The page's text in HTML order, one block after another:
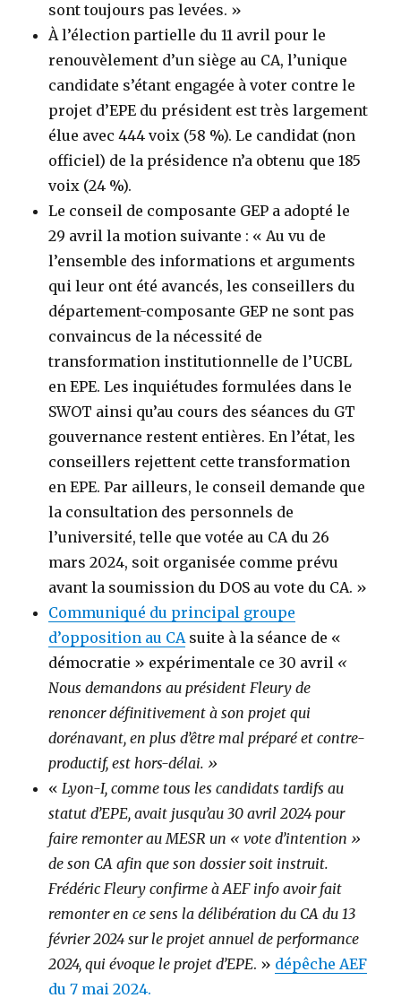
sont toujours pas levées. »
À l’élection partielle du 11 avril pour le
renouvèlement d’un siège au CA, l’unique
candidate s’étant engagée à voter contre le
projet d’EPE du président est très largement
élue avec 444 voix (58 %). Le candidat (non
officiel) de la présidence n’a obtenu que 185
voix (24 %).
Le conseil de composante GEP a adopté le
29 avril la motion suivante : « Au vu de
l’ensemble des informations et arguments
qui leur ont été avancés, les conseillers du
département-composante GEP ne sont pas
convaincus de la nécessité de
transformation institutionnelle de l’UCBL
en EPE. Les inquiétudes formulées dans le
SWOT ainsi qu’au cours des séances du GT
gouvernance restent entières. En l’état, les
conseillers rejettent cette transformation
en EPE. Par ailleurs, le conseil demande que
la consultation des personnels de
l’université, telle que votée au CA du 26
mars 2024, soit organisée comme prévu
avant la soumission du DOS au vote du CA. »
Communiqué du principal groupe
d’opposition au CAsuite à la séance de «
démocratie » expérimentale ce 30 avril «
Nous demandons au président Fleury de
renoncer définitivement à son projet qui
dorénavant, en plus d’être mal préparé et contre-
productif, est hors-délai. »
«Lyon-I, comme tous les candidats tardifs au
statut d’EPE, avait jusqu’au 30 avril 2024 pour
faire remonter au MESR un « vote d’intention »
de son CA afin que son dossier soit instruit.
Frédéric Fleury confirme à AEF info avoir fait
remonter en ce sens la délibération du CA du 13
février 2024 sur le projet annuel de performance
2024, qui évoque le projet d’EPE. » dépêche AEF
du 7 mai 2024.